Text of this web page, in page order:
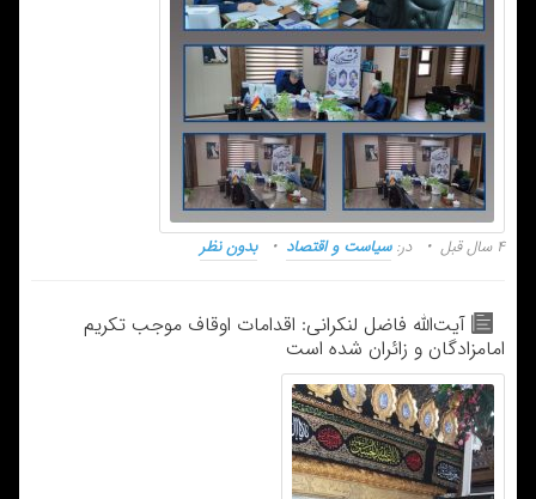
۴ سال قبل در:سیاست و اقتصاد بدون نظر
آیت‌الله فاضل لنکرانی: اقدامات اوقاف موجب تکریم
امامزادگان و زائران شده است